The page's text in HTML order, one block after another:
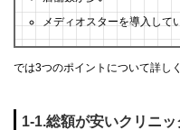
メディオスターを導入して
では3つのポイントについて詳し
1-1.総額が安いクリニ